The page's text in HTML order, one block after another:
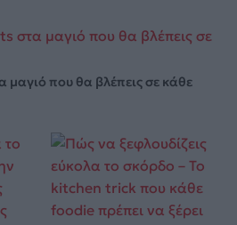
μαγιό που θα βλέπεις σε κάθε